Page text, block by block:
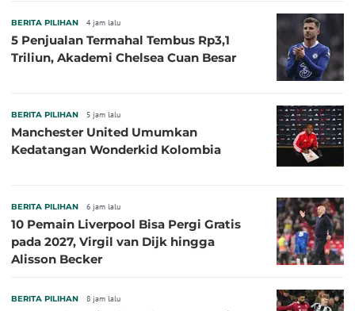
BERITA PILIHAN 4 jam lalu
5 Penjualan Termahal Tembus Rp3,1
Triliun, Akademi Chelsea Cuan Besar
BERITA PILIHAN 5 jam lalu
Manchester United Umumkan
Kedatangan Wonderkid Kolombia
BERITA PILIHAN 6 jam lalu
10 Pemain Liverpool Bisa Pergi Gratis
pada 2027, Virgil van Dijk hingga
Alisson Becker
BERITA PILIHAN 8 jam lalu